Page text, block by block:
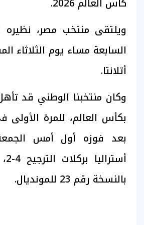
ويلتقى منتخب مصر، نظيره
السابعة مساء يوم الثلاثاء
أتلانتا.
بكأس العالم، للمرة الأولى
بعد فوزه أول أمس
بالنسخة رقم 23 للمونديال.